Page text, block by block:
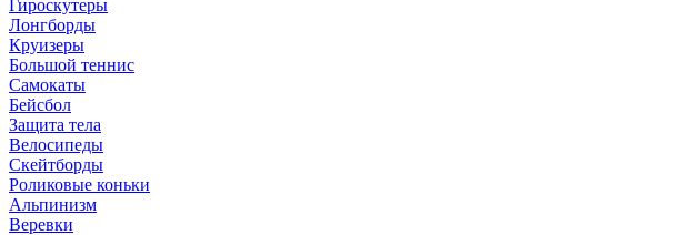
Гироскутеры
Лонгборды
Круизеры
Большой теннис
Самокаты
Бейсбол
Защита тела
Велосипеды
Скейтборды
Роликовые коньки
Альпинизм
Веревки